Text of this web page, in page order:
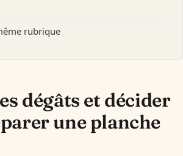
rubrique
dégâts et décider
une planche